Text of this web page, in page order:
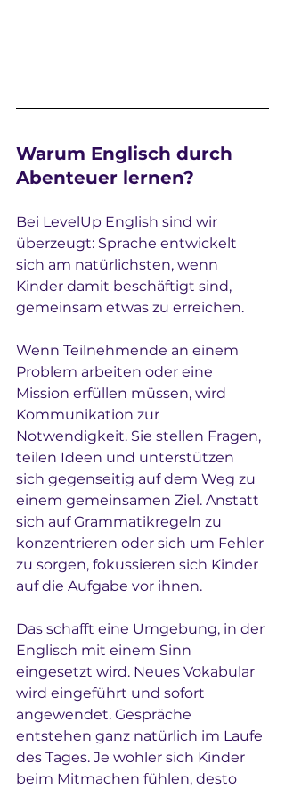
Warum Englisch durch
Abenteuer lernen?
Bei LevelUp English sind wir
überzeugt: Sprache entwickelt
sich am natürlichsten, wenn
Kinder damit beschäftigt sind,
gemeinsam etwas zu erreichen.
Wenn Teilnehmende an einem
Problem arbeiten oder eine
Mission erfüllen müssen, wird
Kommunikation zur
Notwendigkeit. Sie stellen Fragen,
teilen Ideen und unterstützen
sich gegenseitig auf dem Weg zu
einem gemeinsamen Ziel. Anstatt
sich auf Grammatikregeln zu
konzentrieren oder sich um Fehler
zu sorgen, fokussieren sich Kinder
auf die Aufgabe vor ihnen.
Das schafft eine Umgebung, in der
Englisch mit einem Sinn
eingesetzt wird. Neues Vokabular
wird eingeführt und sofort
angewendet. Gespräche
entstehen ganz natürlich im Laufe
des Tages. Je wohler sich Kinder
beim Mitmachen fühlen, desto